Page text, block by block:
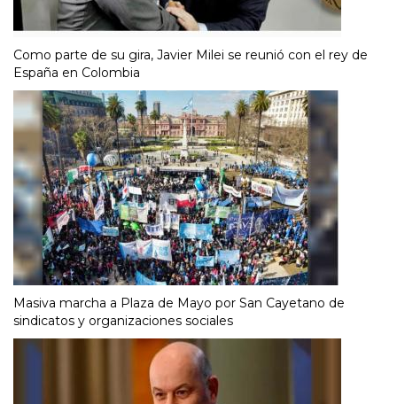
Como parte de su gira, Javier Milei se reunió con el rey de
España en Colombia
Masiva marcha a Plaza de Mayo por San Cayetano de
sindicatos y organizaciones sociales